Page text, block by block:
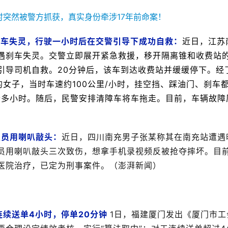
失灵，行驶一小时后在交警引导下成功自救： 近日，江苏
车失灵。交警立即展开紧急救援，移开隔离锥和收费站
导司机自救。20分钟后，该车到达收费站并缓缓停下。经
子，当时车速约100公里/小时，挂空挡、踩油门、刹车
小时。随后，民警安排清障车将车拖走。目前，车辆故障
用喇叭敲头： 近日，四川南充男子张某称其在南充站遭遇
喇叭敲头三次致伤，想拿手机录视频反被抢夺摔坏。目
治疗，已定为刑事案件。（澎湃新闻）
续送单4小时，停单20分钟 1日，福建厦门发出《厦门市